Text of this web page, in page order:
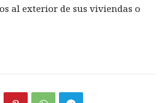
al exterior de sus viviendas o